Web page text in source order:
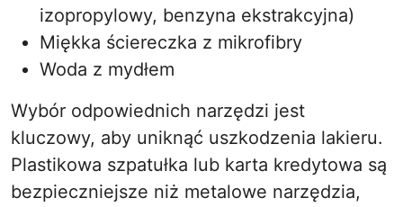
izopropylowy, benzyna ekstrakcyjna)
Miękka ściereczka z mikrofibry
Woda z mydłem
Wybór odpowiednich narzędzi jest
kluczowy, aby uniknąć uszkodzenia lakieru.
Plastikowa szpatułka lub karta kredytowa są
bezpieczniejsze niż metalowe narzędzia,